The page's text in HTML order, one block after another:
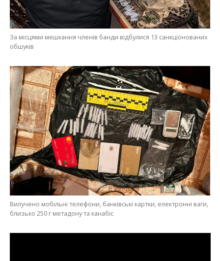
За місцями мешкання членів банди відбулися 13 санкціонованих
обшуків
Вилучено мобільні телефони, банківські картки, електронні ваги,
близько 250 г метадону та канабіс